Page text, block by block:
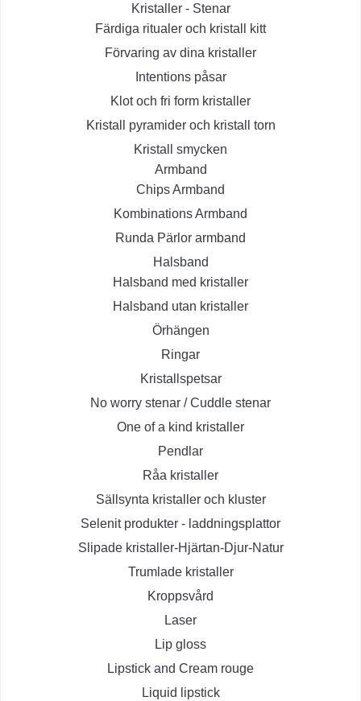
Kristaller - Stenar
Färdiga ritualer och kristall kitt
Förvaring av dina kristaller
Intentions påsar
Klot och fri form kristaller
Kristall pyramider och kristall torn
Kristall smycken
Armband
Chips Armband
Kombinations Armband
Runda Pärlor armband
Halsband
Halsband med kristaller
Halsband utan kristaller
Örhängen
Ringar
Kristallspetsar
No worry stenar / Cuddle stenar
One of a kind kristaller
Pendlar
Råa kristaller
Sällsynta kristaller och kluster
Selenit produkter - laddningsplattor
Slipade kristaller-Hjärtan-Djur-Natur
Trumlade kristaller
Kroppsvård
Laser
Lip gloss
Lipstick and Cream rouge
Liquid lipstick